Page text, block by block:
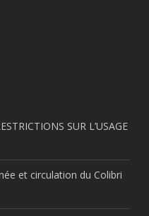
SUR L’USAGE
et circulation du Colibri